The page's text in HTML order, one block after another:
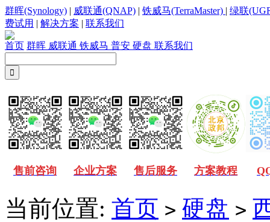
群晖(Synology) | 威联通(QNAP) | 铁威马(TerraMaster) | 绿联
费试用 | 解决方案 | 联系我们
首页 群晖 威联通 铁威马 普安 硬盘 联系我们
售前咨询 企业方案 售后服务 方案教程
当前位置: 首页 > 硬盘 >